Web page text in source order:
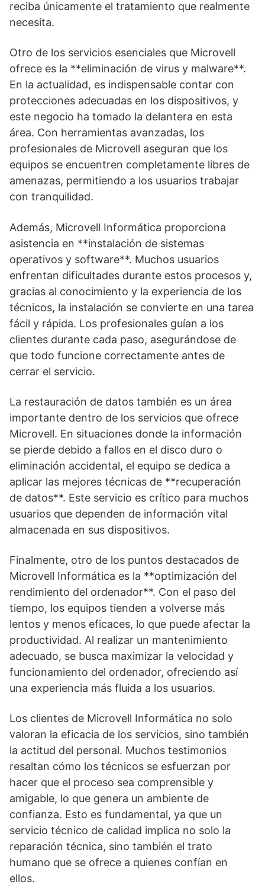
reciba únicamente el tratamiento que realmente
necesita.
Otro de los servicios esenciales que Microvell
ofrece es la **eliminación de virus y malware**.
En la actualidad, es indispensable contar con
protecciones adecuadas en los dispositivos, y
este negocio ha tomado la delantera en esta
área. Con herramientas avanzadas, los
profesionales de Microvell aseguran que los
equipos se encuentren completamente libres de
amenazas, permitiendo a los usuarios trabajar
con tranquilidad.
Además, Microvell Informática proporciona
asistencia en **instalación de sistemas
operativos y software**. Muchos usuarios
enfrentan dificultades durante estos procesos y,
gracias al conocimiento y la experiencia de los
técnicos, la instalación se convierte en una tarea
fácil y rápida. Los profesionales guían a los
clientes durante cada paso, asegurándose de
que todo funcione correctamente antes de
cerrar el servicio.
La restauración de datos también es un área
importante dentro de los servicios que ofrece
Microvell. En situaciones donde la información
se pierde debido a fallos en el disco duro o
eliminación accidental, el equipo se dedica a
aplicar las mejores técnicas de **recuperación
de datos**. Este servicio es crítico para muchos
usuarios que dependen de información vital
almacenada en sus dispositivos.
Finalmente, otro de los puntos destacados de
Microvell Informática es la **optimización del
rendimiento del ordenador**. Con el paso del
tiempo, los equipos tienden a volverse más
lentos y menos eficaces, lo que puede afectar la
productividad. Al realizar un mantenimiento
adecuado, se busca maximizar la velocidad y
funcionamiento del ordenador, ofreciendo así
una experiencia más fluida a los usuarios.
Los clientes de Microvell Informática no solo
valoran la eficacia de los servicios, sino también
la actitud del personal. Muchos testimonios
resaltan cómo los técnicos se esfuerzan por
hacer que el proceso sea comprensible y
amigable, lo que genera un ambiente de
confianza. Esto es fundamental, ya que un
servicio técnico de calidad implica no solo la
reparación técnica, sino también el trato
humano que se ofrece a quienes confían en
ellos.